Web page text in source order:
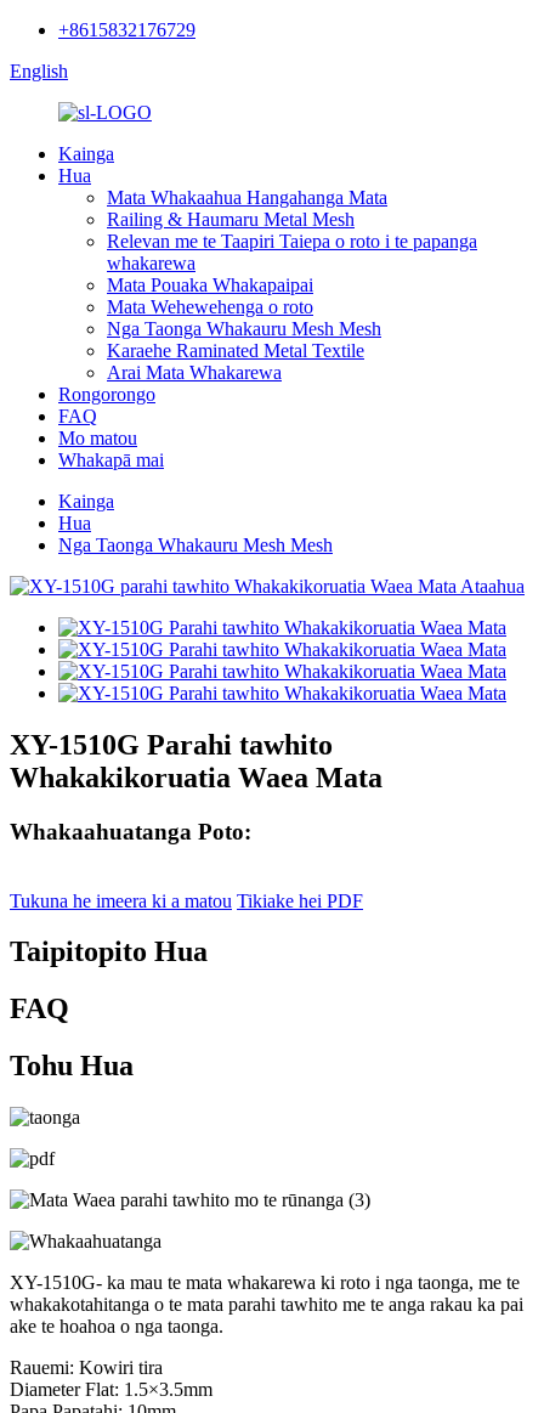
+8615832176729
English
Kainga
Hua
Mata Whakaahua Hangahanga Mata
Railing & Haumaru Metal Mesh
Relevan me te Taapiri Taiepa o roto i te papanga
whakarewa
Mata Pouaka Whakapaipai
Mata Wehewehenga o roto
Nga Taonga Whakauru Mesh Mesh
Karaehe Raminated Metal Textile
Arai Mata Whakarewa
Rongorongo
FAQ
Mo matou
Whakapā mai
Kainga
Hua
Nga Taonga Whakauru Mesh Mesh
XY-1510G Parahi tawhito
Whakakikoruatia Waea Mata
Whakaahuatanga Poto:
Tukuna he imeera ki a matou Tikiake hei PDF
Taipitopito Hua
FAQ
Tohu Hua
XY-1510G- ka mau te mata whakarewa ki roto i nga taonga, me te
whakakotahitanga o te mata parahi tawhito me te anga rakau ka pai
ake te hoahoa o nga taonga.
Rauemi: Kowiri tira
Diameter Flat: 1.5×3.5mm